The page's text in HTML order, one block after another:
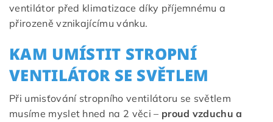
ventilátor před klimatizace díky příjemnému a
přirozeně vznikajícímu vánku.
KAM UMÍSTIT STROPNÍ
VENTILÁTOR SE SVĚTLEM
Při umisťování stropního ventilátoru se světlem
musíme myslet hned na 2 věci – proud vzduchu a